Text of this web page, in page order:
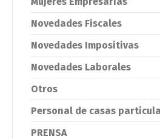
Novedades Fiscales
Novedades Impositivas
Novedades Laborales
Otros
Personal de casas
PRENSA